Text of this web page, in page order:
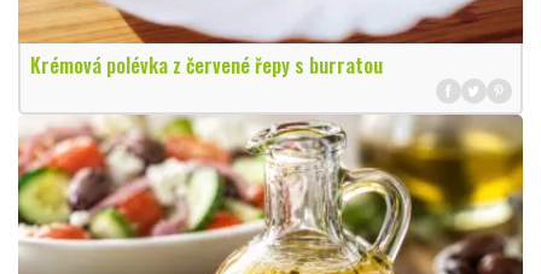
Krémová polévka z červené řepy s burratou